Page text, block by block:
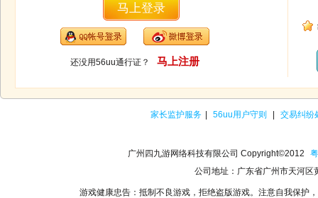
还没用56uu通行证？ 马上注册
家长监护服务 56uu用户守则 交易纠纷
广州四九游网络科技有限公司 Copyright©2012
公司地址：广东省广州市天河
游戏健康忠告：抵制不良游戏，拒绝盗版游戏。注意自我保护